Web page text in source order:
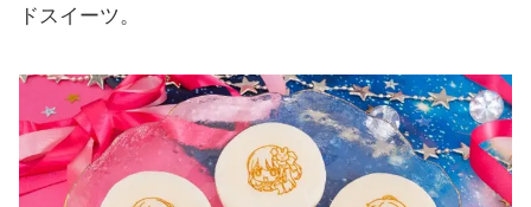
ドスイーツ。